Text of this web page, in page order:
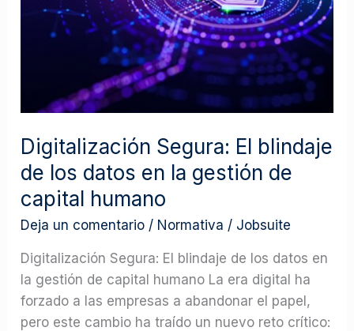
Digitalización Segura: El blindaje
de los datos en la gestión de
capital humano
Deja un comentario / Normativa / Jobsuite
Digitalización Segura: El blindaje de los datos en
la gestión de capital humano La era digital ha
forzado a las empresas a abandonar el papel,
pero este cambio ha traído un nuevo reto crítico:
datos
gestión
capital
humano